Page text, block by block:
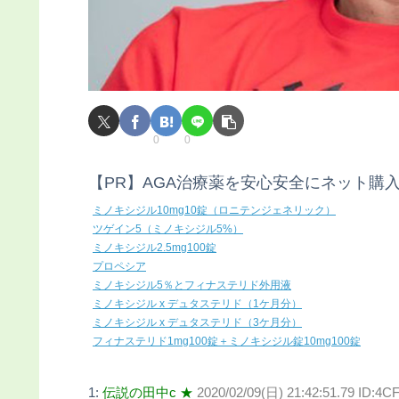
0 0
【PR】AGA治療薬を安心安全にネット購
ミノキシジル10mg10錠（ロニテンジェネリック）
ツゲイン5（ミノキシジル5%）
ミノキシジル2.5mg100錠
プロペシア
ミノキシジル5％とフィナステリド外用液
ミノキシジル x デュタステリド（1ケ月分）
ミノキシジル x デュタステリド（3ケ月分）
フィナステリド1mg100錠＋ミノキシジル錠10mg100錠
1: 伝説の田中c ★ 2020/02/09(日) 21:42:51.79